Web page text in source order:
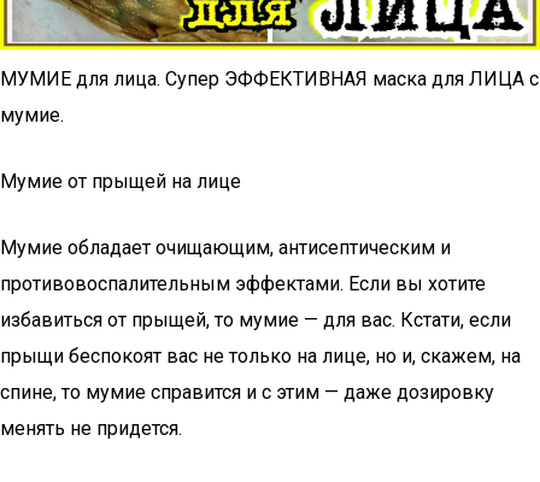
МУМИЕ для лица. Супер ЭФФЕКТИВНАЯ маска для ЛИЦА с
мумие.
Мумие от прыщей на лице
Мумие обладает очищающим, антисептическим и
противовоспалительным эффектами. Если вы хотите
избавиться от прыщей, то мумие — для вас. Кстати, если
прыщи беспокоят вас не только на лице, но и, скажем, на
спине, то мумие справится и с этим — даже дозировку
менять не придется.